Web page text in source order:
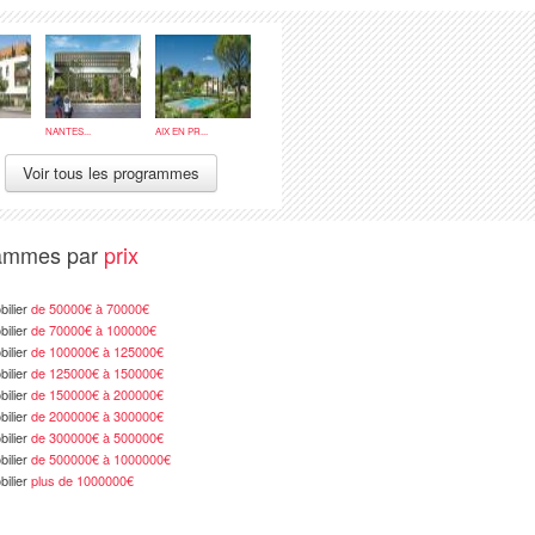
NANTES... AIX EN PR...
Voir tous les programmes
par prix
de 50000€ à 70000€
de 70000€ à 100000€
de 100000€ à 125000€
de 125000€ à 150000€
de 150000€ à 200000€
de 200000€ à 300000€
de 300000€ à 500000€
de 500000€ à 1000000€
plus de 1000000€